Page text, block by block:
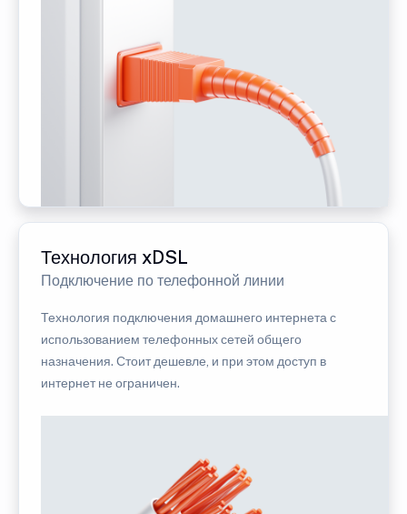
Технология xDSL
Подключение по телефонной линии
Технология подключения домашнего интернета с
использованием телефонных сетей общего
назначения. Стоит дешевле, и при этом доступ в
интернет не ограничен.